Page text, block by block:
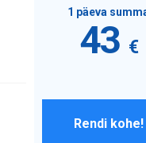
1 päeva
43 €
Rendi kohe!